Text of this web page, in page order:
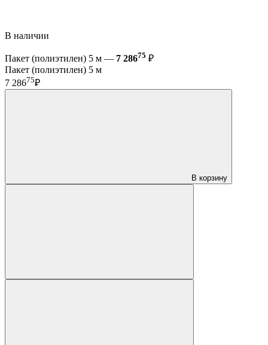
В наличии
Пакет (полиэтилен) 5 м — 7 28675 ₽
Пакет (полиэтилен) 5 м
7 28675₽
В корзину